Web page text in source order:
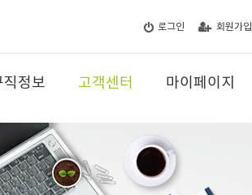
로그인 회원가입
직정보 고객센터 마이페이지